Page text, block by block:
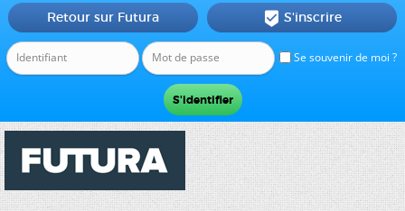
Se souvenir de moi ?
Retour sur Futura  S'inscrire